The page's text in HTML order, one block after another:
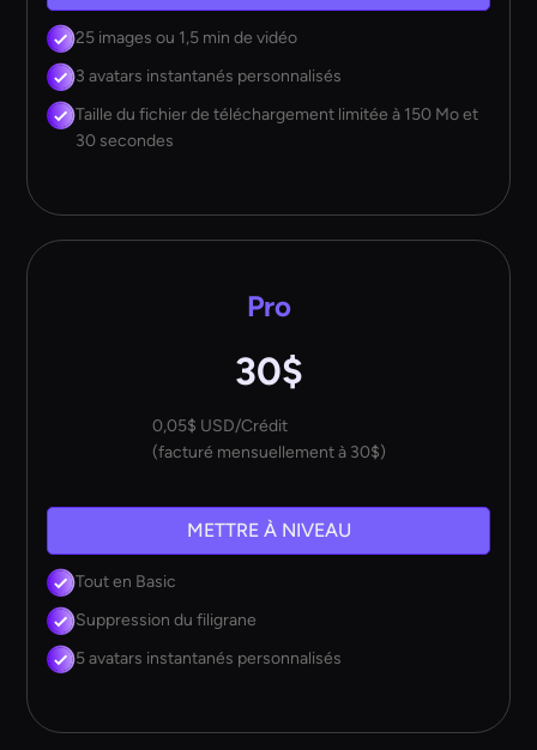
25 images ou 1,5 min de vidéo
3 avatars instantanés personnalisés
Taille du fichier de téléchargement limitée à 150 Mo et
30 secondes
Pro
30$
0,05$ USD/Crédit
(facturé mensuellement à 30$)
METTRE À NIVEAU
Tout en Basic
Suppression du filigrane
5 avatars instantanés personnalisés